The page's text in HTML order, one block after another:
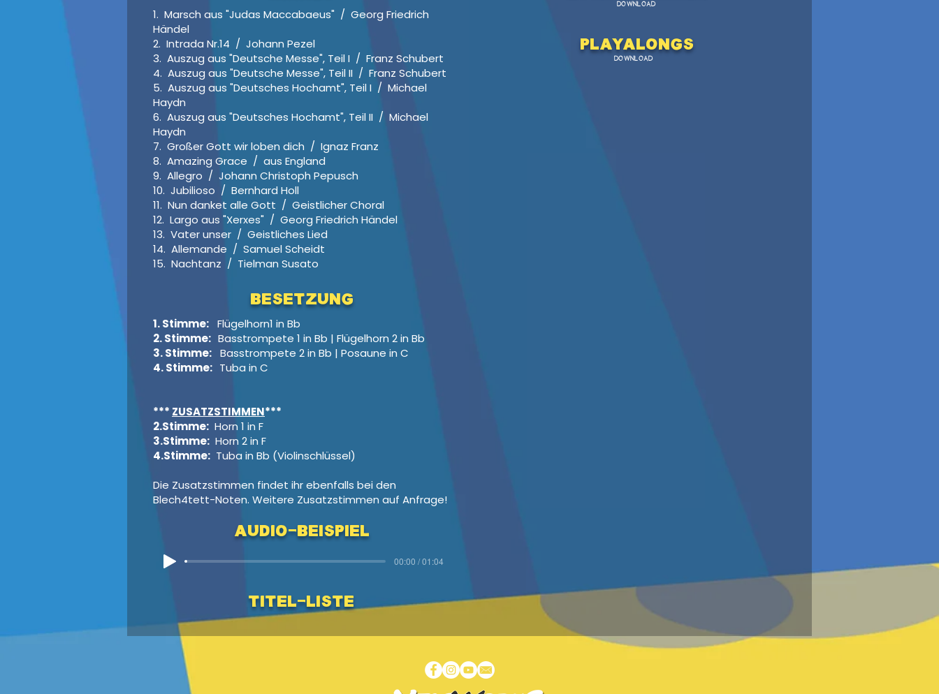
1. Marsch aus "Judas Maccabaeus" / Georg Friedrich
Händel
2. Intrada Nr.14 / Johann Pezel
3. Auszug aus "Deutsche Messe", Teil I / Franz Schubert
4. Auszug aus "Deutsche Messe", Teil II / Franz Schubert
5. Auszug aus "Deutsches Hochamt", Teil I / Michael
Haydn
6. Auszug aus "Deutsches Hochamt", Teil II / Michael
Haydn
7. Großer Gott wir loben dich / Ignaz Franz
8. Amazing Grace / aus England
9. Allegro / Johann Christoph Pepusch
10. Jubilioso / Bernhard Holl
11. Nun danket alle Gott / Geistlicher Choral
12. Largo aus "Xerxes" / Georg Friedrich Händel
13. Vater unser / Geistliches Lied
14. Allemande / Samuel Scheidt
15. Nachtanz / Tielman Susato
BESETZUNG
1. Stimme: Flügelhorn1 in Bb
2. Stimme: Basstrompete 1 in Bb | Flügelhorn 2 in Bb
3. Stimme: Basstrompete 2 in Bb | Posaune in C
4. Stimme: Tuba in C
*** ZUSATZSTIMMEN***
2.Stimme: Horn 1 in F
3.Stimme: Horn 2 in F
4.Stimme: Tuba in Bb (Violinschlüssel)
Die Zusatzstimmen findet ihr ebenfalls bei den
Blech4tett-Noten. Weitere Zusatzstimmen auf Anfrage!
Audio-Beispiel
00:00 / 01:04
Titel-Liste
DOWNLOAD
PlayAlongs
DOWNLOAD